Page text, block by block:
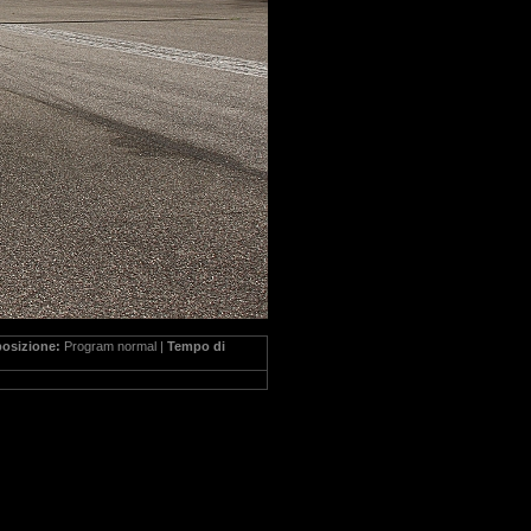
Program normal | Tempo di